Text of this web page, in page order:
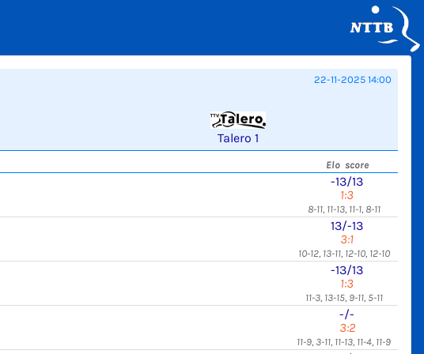
22-11-2025 14:00
Talero 1
Elo score
-13/13
1:3
8-11, 11-13, 11-1, 8-11
13/-13
3:1
10-12, 13-11, 12-10, 12-10
-13/13
1:3
11-3, 13-15, 9-11, 5-11
-/-
3:2
11-9, 3-11, 11-13, 11-4, 11-9